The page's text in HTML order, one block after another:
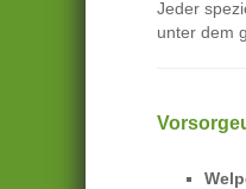
Jeder
unter dem